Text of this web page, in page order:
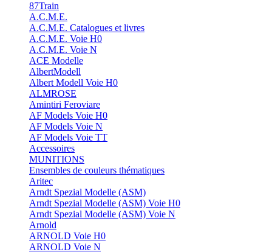
87Train
A.C.M.E.
A.C.M.E. Catalogues et livres
A.C.M.E. Voie H0
A.C.M.E. Voie N
ACE Modelle
AlbertModell
Albert Modell Voie H0
ALMROSE
Amintiri Feroviare
AF Models Voie H0
AF Models Voie N
AF Models Voie TT
Accessoires
MUNITIONS
Ensembles de couleurs thématiques
Aritec
Arndt Spezial Modelle (ASM)
Arndt Spezial Modelle (ASM) Voie H0
Arndt Spezial Modelle (ASM) Voie N
Arnold
ARNOLD Voie H0
ARNOLD Voie N